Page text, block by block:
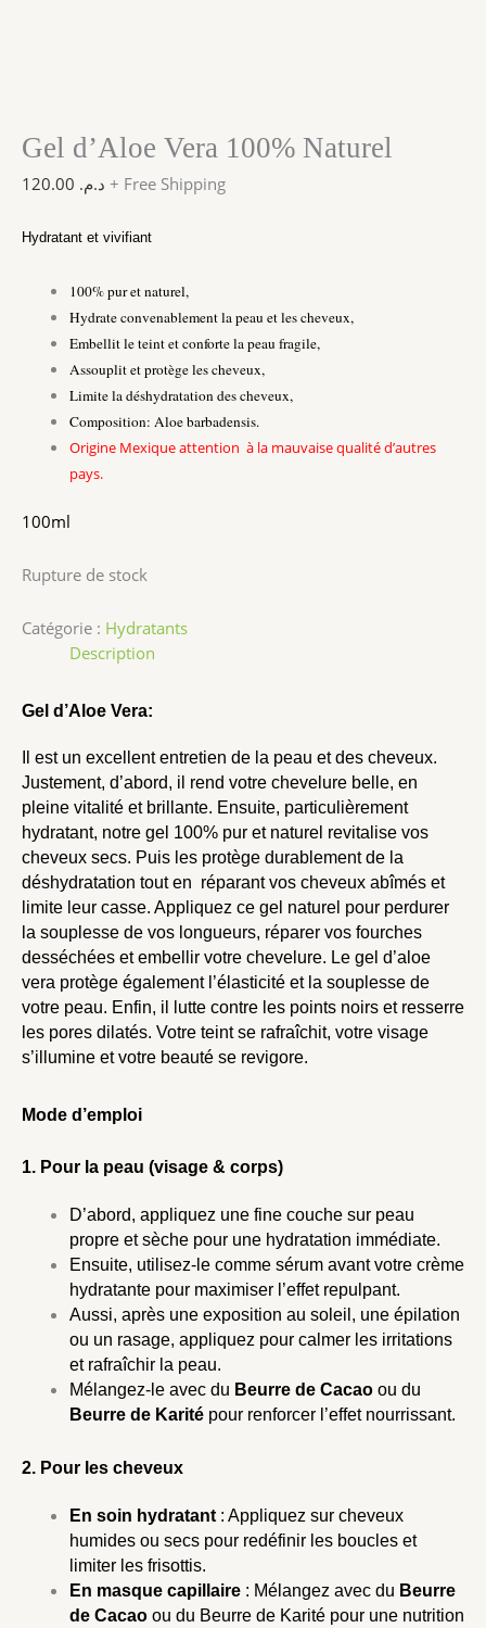
Gel d’Aloe Vera 100% Naturel
د.م. + Free Shipping
Hydratant et vivifiant
100% pur et naturel,
Hydrate convenablement la peau et les cheveux,
Embellit le teint et conforte la peau fragile,
Assouplit et protège les cheveux,
Limite la déshydratation des cheveux,
Composition: Aloe barbadensis.
Origine Mexique attention à la mauvaise qualité d’autres
pays.
100ml
Rupture de stock
Catégorie : Hydratants
Description
Gel d’Aloe Vera:
Il est un excellent entretien de la peau et des cheveux.
Justement, d’abord, il rend votre chevelure belle, en
pleine vitalité et brillante. Ensuite, particulièrement
hydratant, notre gel 100% pur et naturel revitalise vos
cheveux secs. Puis les protège durablement de la
déshydratation tout en réparant vos cheveux abîmés et
limite leur casse. Appliquez ce gel naturel pour perdurer
la souplesse de vos longueurs, réparer vos fourches
desséchées et embellir votre chevelure. Le gel d’aloe
vera protège également l’élasticité et la souplesse de
votre peau. Enfin, il lutte contre les points noirs et resserre
les pores dilatés. Votre teint se rafraîchit, votre visage
s’illumine et votre beauté se revigore.
Mode d’emploi
1. Pour la peau (visage & corps)
D’abord, appliquez une fine couche sur peau
propre et sèche pour une hydratation immédiate.
Ensuite, utilisez-le comme sérum avant votre crème
hydratante pour maximiser l’effet repulpant.
Aussi, après une exposition au soleil, une épilation
ou un rasage, appliquez pour calmer les irritations
et rafraîchir la peau.
Mélangez-le avec du Beurre de Cacaoou du
Beurre de Karité pour renforcer l’effet nourrissant.
2. Pour les cheveux
En soin hydratant: Appliquez sur cheveux
humides ou secs pour redéfinir les boucles et
limiter les frisottis.
En masque capillaire: Mélangez avec du Beurre
de Cacaoou du Beurre de Karitépour une nutrition